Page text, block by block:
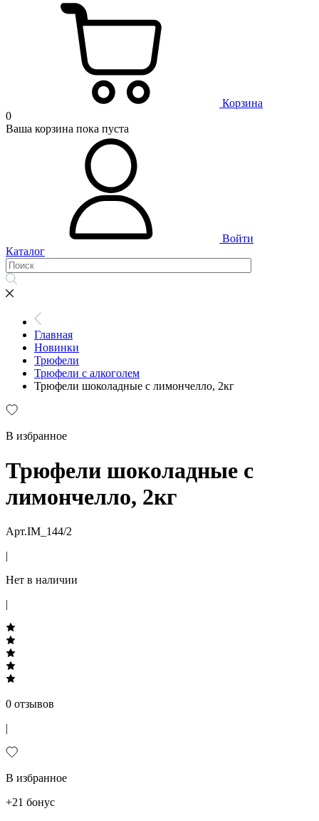
Корзина
0
Ваша корзина пока пуста
Войти
Каталог
Главная
Новинки
Трюфели
Трюфели с алкоголем
Трюфели шоколадные с лимончелло, 2кг
В избранное
Трюфели шоколадные с
лимончелло, 2кг
Арт.IM_144/2
|
Нет в наличии
|
0 отзывов
|
В избранное
+21 бонус